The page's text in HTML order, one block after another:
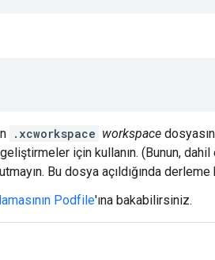
.xcworkspace workspace
için kullanın. (Bunun,
Bu dosya açıldığında derleme
Podfile'ına bakabilirsiniz.